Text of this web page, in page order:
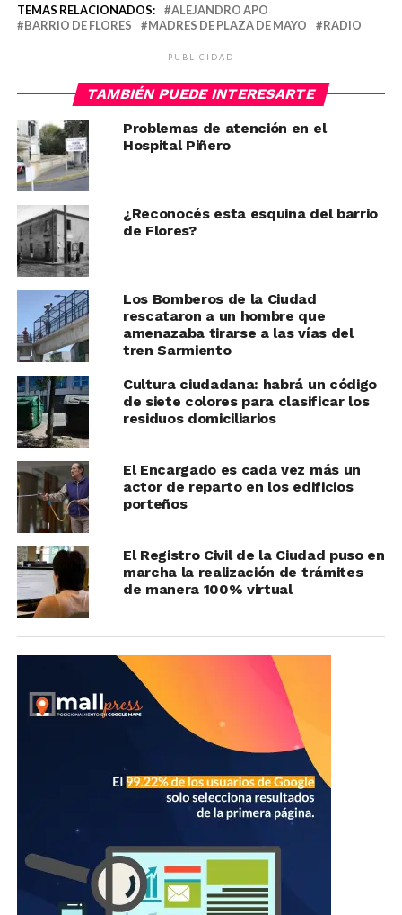
TEMAS RELACIONADOS:
ALEJANDRO APO
BARRIO DE FLORES
MADRES DE PLAZA DE MAYO RADIO
PUBLICIDAD
TAMBIÉN PUEDE INTERESARTE
Problemas de atención en el
Hospital Piñero
¿Reconocés esta esquina del barrio
de Flores?
Los Bomberos de la Ciudad
rescataron a un hombre que
amenazaba tirarse a las vías del
tren Sarmiento
Cultura ciudadana: habrá un código
de siete colores para clasificar los
residuos domiciliarios
El Encargado es cada vez más un
actor de reparto en los edificios
porteños
El Registro Civil de la Ciudad puso en
marcha la realización de trámites
de manera 100% virtual